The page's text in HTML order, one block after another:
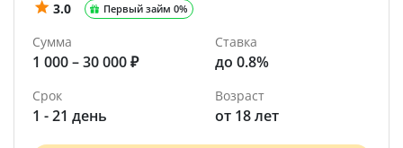
3.0 Первый займ 0%
Сумма
1 000 – 30 000 ₽
Ставка
до 0.8%
Срок
1 - 21 день
Возраст
от 18 лет